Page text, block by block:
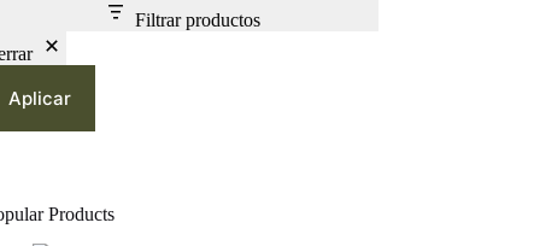
Filtrar productos
Aplicar
Products